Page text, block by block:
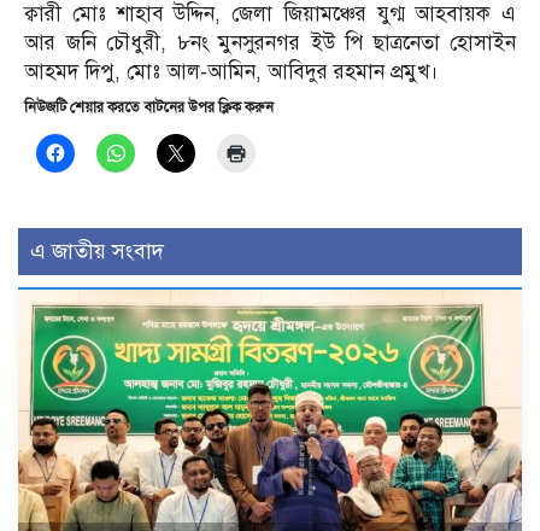
ক্বারী মোঃ শাহাব উদ্দিন, জেলা জিয়ামঞ্চের যুগ্ম আহবায়ক এ
আর জনি চৌধুরী, ৮নং মুনসুরনগর ইউ পি ছাত্রনেতা হোসাইন
আহমদ দিপু, মোঃ আল-আমিন, আবিদুর রহমান প্রমুখ।
নিউজটি শেয়ার করতে বাটনের উপর ক্লিক করুন
এ জাতীয় সংবাদ